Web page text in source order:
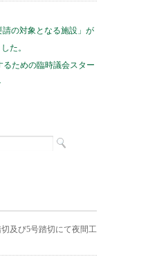
請の対象となる施設」が
た。
ための臨時議会スター
及び5号踏切にて夜間工